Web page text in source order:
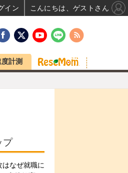
計測
プ
なぜ就職に
イン こんにちは、ゲストさん